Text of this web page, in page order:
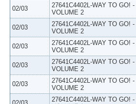
02/03
27641C4402L-WAY TO GO! -
VOLUME 2
02/03
27641C4402L-WAY TO GO! -
VOLUME 2
02/03
27641C4402L-WAY TO GO! -
VOLUME 2
02/03
27641C4402L-WAY TO GO! -
VOLUME 2
02/03
27641C4402L-WAY TO GO! -
VOLUME 2
27641C4402L-WAY TO GO! -